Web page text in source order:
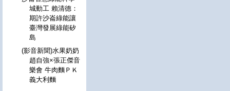
城動工 賴清德：
期許沙崙綠能讓
臺灣發展綠能矽
島
(影音新聞)水果奶奶
趙自強×張正傑音
樂會 牛肉麵ＰＫ
義大利麵